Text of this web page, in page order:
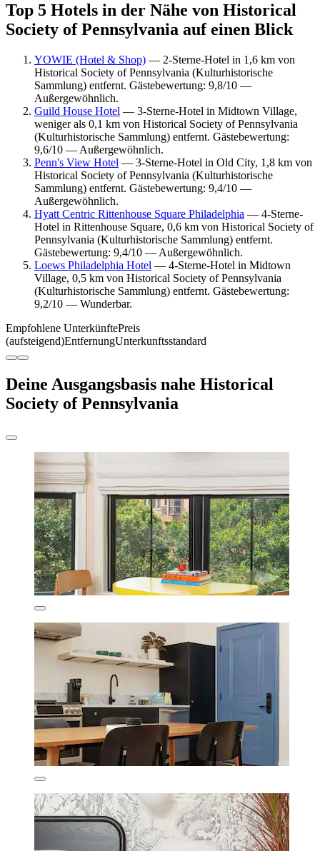
Top 5 Hotels in der Nähe von Historical
Society of Pennsylvania auf einen Blick
YOWIE (Hotel & Shop) — 2-Sterne-Hotel in 1,6 km von
Historical Society of Pennsylvania (Kulturhistorische
Sammlung) entfernt. Gästebewertung: 9,8/10 —
Außergewöhnlich.
Guild House Hotel — 3-Sterne-Hotel in Midtown Village,
weniger als 0,1 km von Historical Society of Pennsylvania
(Kulturhistorische Sammlung) entfernt. Gästebewertung:
9,6/10 — Außergewöhnlich.
Penn's View Hotel — 3-Sterne-Hotel in Old City, 1,8 km von
Historical Society of Pennsylvania (Kulturhistorische
Sammlung) entfernt. Gästebewertung: 9,4/10 —
Außergewöhnlich.
Hyatt Centric Rittenhouse Square Philadelphia — 4-Sterne-
Hotel in Rittenhouse Square, 0,6 km von Historical Society of
Pennsylvania (Kulturhistorische Sammlung) entfernt.
Gästebewertung: 9,4/10 — Außergewöhnlich.
Loews Philadelphia Hotel — 4-Sterne-Hotel in Midtown
Village, 0,5 km von Historical Society of Pennsylvania
(Kulturhistorische Sammlung) entfernt. Gästebewertung:
9,2/10 — Wunderbar.
Empfohlene UnterkünftePreis
(aufsteigend)EntfernungUnterkunftsstandard
Deine Ausgangsbasis nahe Historical
Society of Pennsylvania